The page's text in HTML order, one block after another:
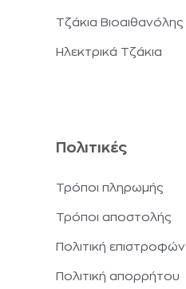
Τζάκια Βιοαιθανόλης
Ηλεκτρικά Τζάκια
Πολιτικές
Τρόποι πληρωμής
Τρόποι αποστολής
Πολιτική επιστροφών
Πολιτική απορρήτου